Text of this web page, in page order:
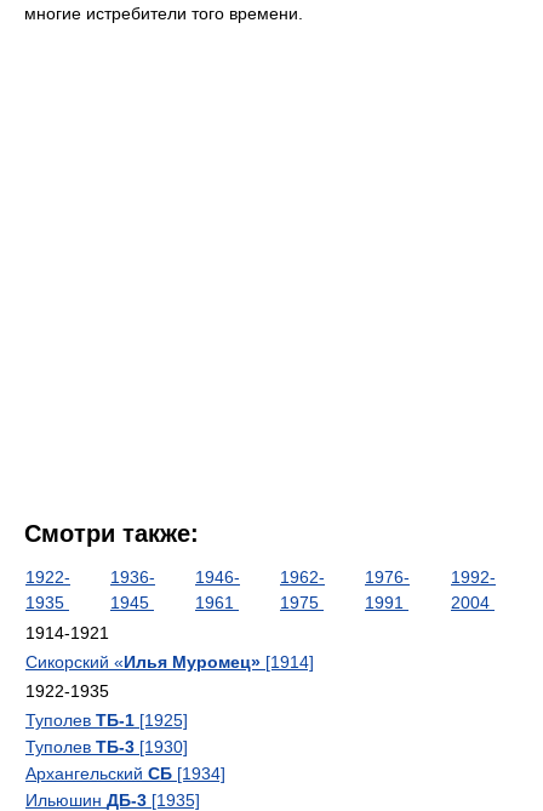
многие истребители того времени.
Смотри также:
1922-
1935
1936-
1945
1946-
1961
1962-
1975
1976-
1991
1992-
2004
1914-1921
Сикорский «Илья Муромец» [1914]
1922-1935
Туполев ТБ-1 [1925]
Туполев ТБ-3 [1930]
Архангельский СБ [1934]
Ильюшин ДБ-3 [1935]